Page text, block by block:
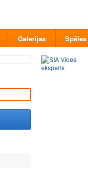
Galerijas Spēles